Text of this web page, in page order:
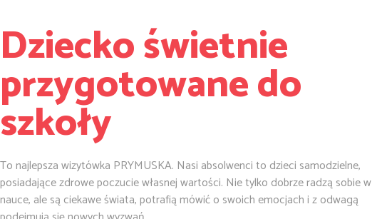
Dziecko świetnie
przygotowane do
szkoły
To najlepsza wizytówka PRYMUSKA. Nasi absolwenci to dzieci samodzielne,
posiadające zdrowe poczucie własnej wartości. Nie tylko dobrze radzą sobie w
nauce, ale są ciekawe świata, potrafią mówić o swoich emocjach i z odwagą